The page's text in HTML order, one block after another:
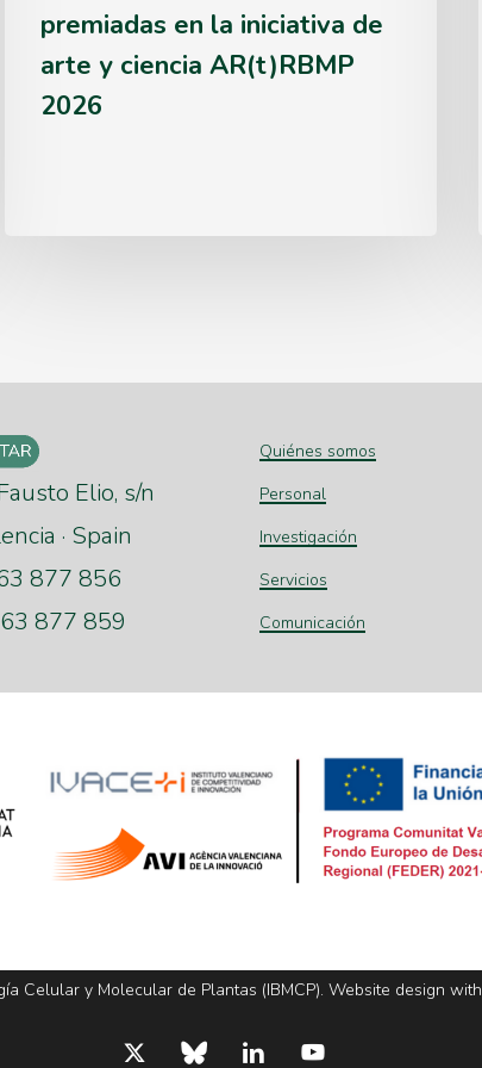
ciencia
AR(t)RBMP
2026
premiadas en la iniciativa de
arte y ciencia AR(t)RBMP
2026
Elio, s/n
· Spain
877 856
877 859
Quiénes somos
Personal
Investigación
Servicios
Comunicación
Celular y Molecular de Plantas (IBMCP). Website design with
x- bluesky linkedin youtube